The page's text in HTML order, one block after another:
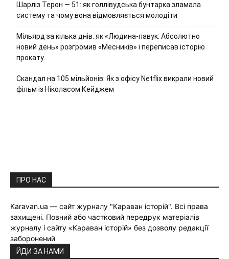
Шарліз Терон — 51: як голлівудська бунтарка зламала
систему та чому вона відмовляється молодіти
Мільярд за кілька днів: як «Людина-павук: Абсолютно
новий день» розгромив «Месників» і переписав історію
прокату
Скандал на 105 мільйонів: Як з офісу Netflix викрали новий
фільм із Ніколасом Кейджем
ПРО НАС
Karavan.ua — сайт журналу "Караван історій". Всі права
захищені. Повний або частковий передрук матеріалів
журналу і сайту «Караван історій» без дозволу редакції
заборонений
ЙДИ ЗА НАМИ